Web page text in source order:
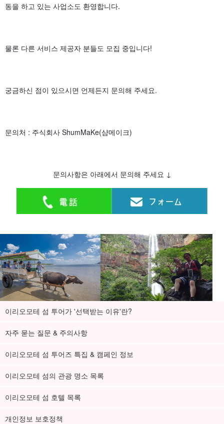
동을 하고 있는 사업소도 환영합니다.
물론 다른 서비스 제공자 분들도 모집 중입니다!
궁금하신 점이 있으시면 언제든지 문의해 주세요.
문의처 : 주식회사 ShumMaKe(샴메이크)
문의사항은 아래에서 문의해 주세요 ↓
이리오모테 섬 투어가 '선택받는 이유'란?
자주 묻는 질문 & 주의사항
이리오모테 섬 투어즈 특집 & 캠페인 정보
이리오모테 섬의 관광 명소 목록
이리오모테 섬 호텔 목록
개인정보 보호정책